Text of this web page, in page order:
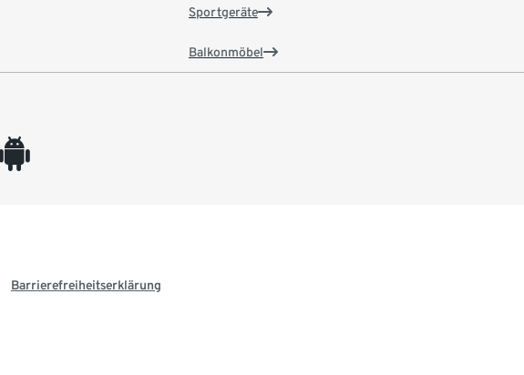
Sportgeräte
Balkonmöbel
android
Barrierefreiheitserklärung